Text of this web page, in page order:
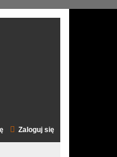
Zaloguj się